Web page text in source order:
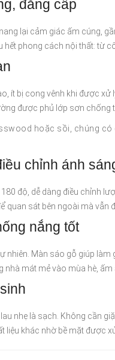
đẳng cấp
lại cảm giác ấm cúng,
hết phong cách nội thất: từ
ít bị cong vênh khi được xử
được phủ lớp sơn chống
hoặc sồi, chúng
chỉnh ánh
độ, dễ dàng điều chỉnh
quan sát bên ngoài mà vẫn
nắng tốt
nhiên. Màn sáo gỗ giúp
nhà mát mẻ vào mùa hè,
nhẹ là sạch. Không cần
liệu khác nhờ bề mặt được